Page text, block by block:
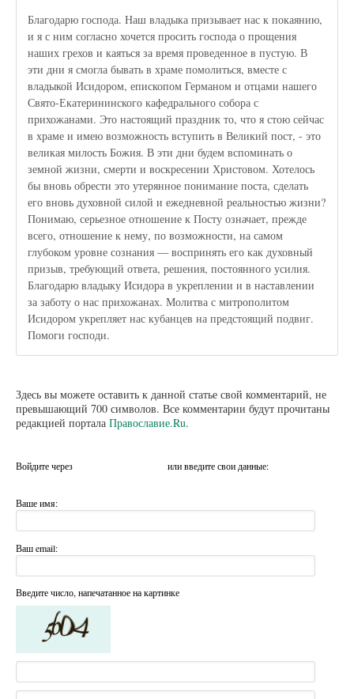
Благодарю господа. Наш владыка призывает нас к покаянию,
и я с ним согласно хочется просить господа о прощения
наших грехов и каяться за время проведенное в пустую. В
эти дни я смогла бывать в храме помолиться, вместе с
владыкой Исидором, епископом Германом и отцами нашего
Свято-Екатерининского кафедрального собора с
прихожанами. Это настоящий праздник то, что я стою сейчас
в храме и имею возможность вступить в Великий пост, - это
великая милость Божия. В эти дни будем вспоминать о
земной жизни, смерти и воскресении Христовом. Хотелось
бы вновь обрести это утерянное понимание поста, сделать
его вновь духовной силой и ежедневной реальностью жизни?
Понимаю, серьезное отношение к Посту означает, прежде
всего, отношение к нему, по возможности, на самом
глубоком уровне сознания — воспринять его как духовный
призыв, требующий ответа, решения, постоянного усилия.
Благодарю владыку Исидора в укреплении и в наставлении
за заботу о нас прихожанах. Молитва с митрополитом
Исидором укрепляет нас кубанцев на предстоящий подвиг.
Помоги господи.
Здесь вы можете оставить к данной статье свой комментарий, не
превышающий 700 символов. Все комментарии будут прочитаны
редакцией портала Православие.Ru.
Войдите через или введите свои данные:
Ваше имя:
Ваш email:
Введите число, напечатанное на картинке